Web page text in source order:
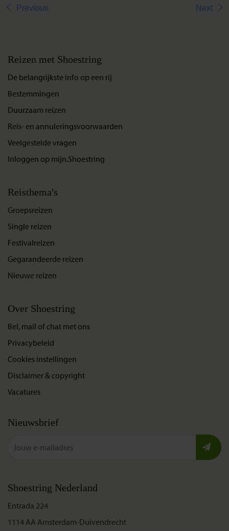
Previous Next
Reizen met Shoestring
De belangrijkste info op een rij
Bestemmingen
Duurzaam reizen
Reis- en annuleringsvoorwaarden
Veelgestelde vragen
Inloggen op mijn.Shoestring
Reisthema's
Groepsreizen
Single reizen
Festivalreizen
Gegarandeerde reizen
Nieuwe reizen
Over Shoestring
Bel, mail of chat met ons
Privacybeleid
Cookies instellingen
Disclaimer & copyright
Vacatures
Nieuwsbrief
Shoestring Nederland
Entrada 224
1114 AA Amsterdam-Duivendrecht